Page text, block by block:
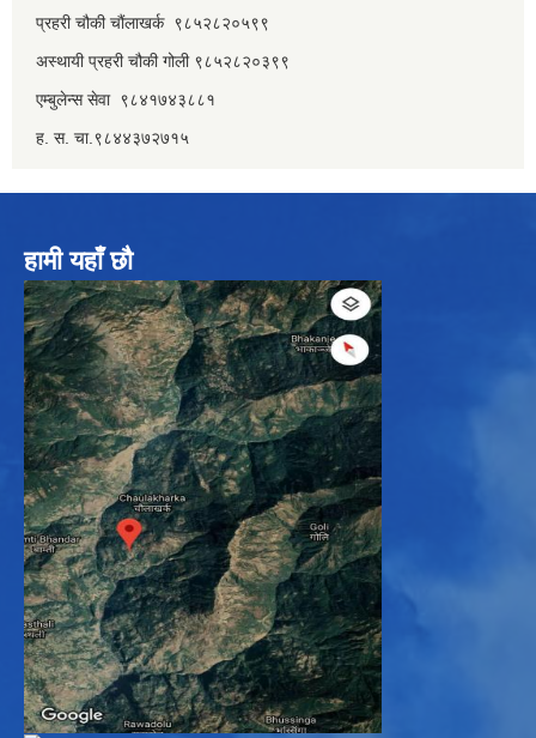
प्रहरी चौकी चौंलाखर्क ९८५२८२०५९९
अस्थायी प्रहरी चौकी गोली ९८५२८२०३९९
एम्बुलेन्स सेवा ९८४१७४३८८१
ह. स. चा.९८४४३७२७१५
हामी यहाँ छौ